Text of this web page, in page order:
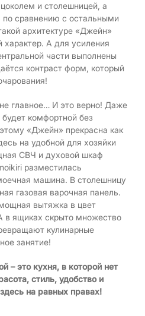
и столешницей, а
по сравнению с остальными
архитектуре «Джейн»
А для усиления
части выполнены
контраст форм, который
главное… И это верно! Даже
комфортной без
«Джейн» прекрасна как
на удобной для хозяйки
СВЧ и духовой шкаф
разместилась
машина. В столешницу
газовая варочная панель.
вытяжка в цвет
в ящиках скрыто множество
кулинарные
занятие!
– это кухня, в которой нет
стиль, удобство и
на равных правах!